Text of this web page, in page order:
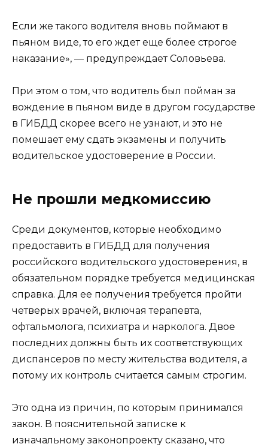
Если же такого водителя вновь поймают в
пьяном виде, то его ждет еще более строгое
наказание», — предупреждает Соловьева.
При этом о том, что водитель был пойман за
вождение в пьяном виде в другом государстве
в ГИБДД скорее всего не узнают, и это не
помешает ему сдать экзамены и получить
водительское удостоверение в России.
Не прошли медкомиссию
Среди документов, которые необходимо
предоставить в ГИБДД для получения
российского водительского удостоверения, в
обязательном порядке требуется медицинская
справка. Для ее получения требуется пройти
четверых врачей, включая терапевта,
офтальмолога, психиатра и нарколога. Двое
последних должны быть их соответствующих
диспансеров по месту жительства водителя, а
потому их контроль считается самым строгим.
Это одна из причин, по которым принимался
закон. В пояснительной записке к
изначальному законопроекту сказано, что